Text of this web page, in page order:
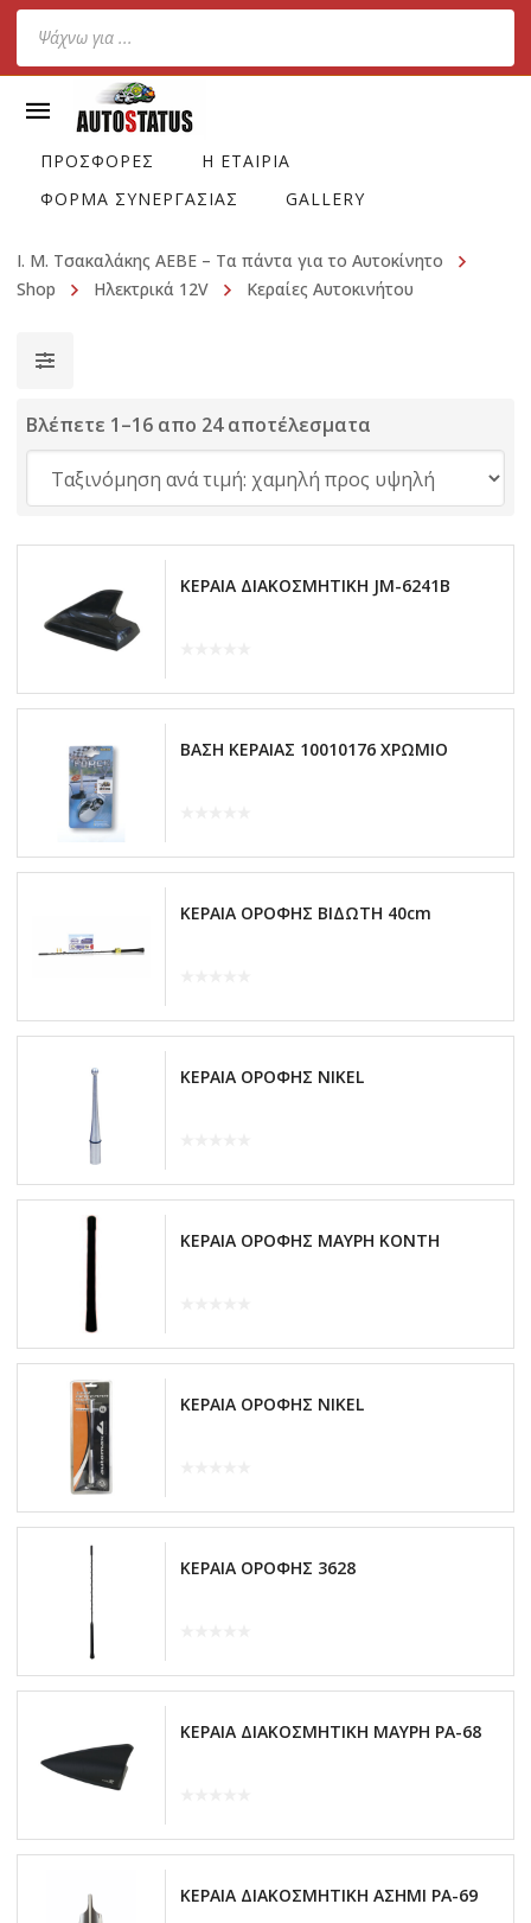
Products
search
ΠΡΟΣΦΟΡΕΣ
Η ΕΤΑΙΡΙΑ
ΦΟΡΜΑ ΣΥΝΕΡΓΑΣΙΑΣ
GALLERY
Ι. Μ. Τσακαλάκης ΑΕΒΕ – Τα πάντα για το Αυτοκίνητο
Shop
Ηλεκτρικά 12V Κεραίες Αυτοκινήτου
Βλέπετε 1–16 απο 24 αποτέλεσματα
ΚΕΡΑΙΑ ΔΙΑΚΟΣΜΗΤΙΚΗ JM-6241B
ΒΑΣΗ ΚΕΡΑΙΑΣ 10010176 ΧΡΩΜΙΟ
ΚΕΡΑΙΑ ΟΡΟΦΗΣ ΒΙΔΩΤΗ 40cm
ΚΕΡΑΙΑ ΟΡΟΦΗΣ NIKEL
ΚΕΡΑΙΑ ΟΡΟΦΗΣ ΜΑΥΡΗ ΚΟΝΤΗ
ΚΕΡΑΙΑ ΟΡΟΦΗΣ NIKEL
ΚΕΡΑΙΑ ΟΡΟΦΗΣ 3628
ΚΕΡΑΙΑ ΔΙΑΚΟΣΜΗΤΙΚΗ ΜΑΥΡΗ PA-68
ΚΕΡΑΙΑ ΔΙΑΚΟΣΜΗΤΙΚΗ ΑΣΗΜΙ PA-69